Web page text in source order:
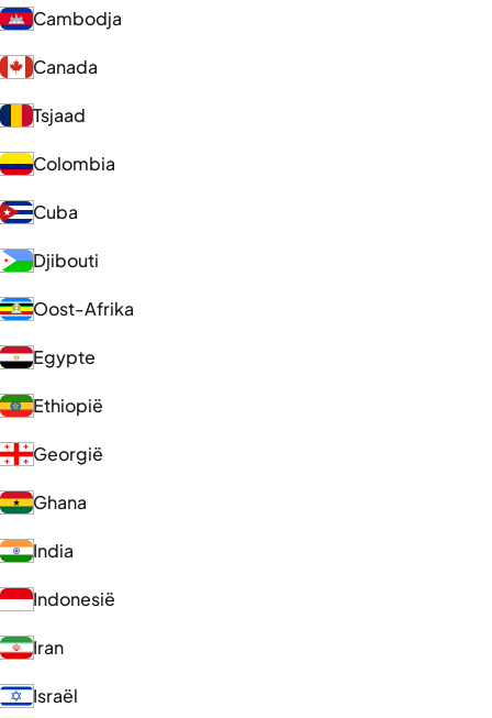
Cambodja
Canada
Tsjaad
Colombia
Cuba
Djibouti
Oost-Afrika
Egypte
Ethiopië
Georgië
Ghana
India
Indonesië
Iran
Israël